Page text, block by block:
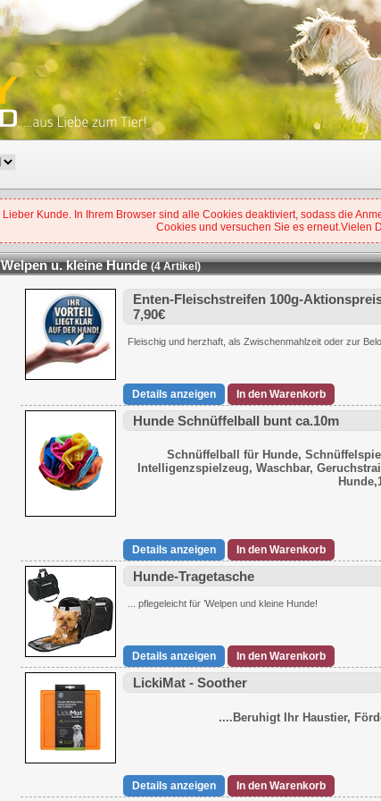
Lieber Kunde. In Ihrem Browser sind alle Cookies deaktiviert, sodass die
Cookies und versuchen Sie es erneut.Vielen
Welpen u. kleine Hunde(4 Artikel)
Enten-Fleischstreifen 100g-
7,90€
Fleischig und herzhaft, als Zwischenmahlzeit oder zur
Details anzeigen In den Warenkorb
Hunde Schnüffelball bunt ca.10m
Schnüffelball für Hunde,
Intelligenzspielzeug, Waschbar,
Details anzeigen In den Warenkorb
Hunde-Tragetasche
... pflegeleicht für ’Welpen und kleine Hunde!
Details anzeigen In den Warenkorb
LickiMat - Soother
....Beruhigt Ihr Haustier,
Details anzeigen In den Warenkorb